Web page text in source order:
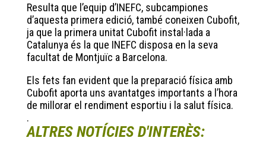
Resulta que l’equip d’INEFC, subcampiones
d’aquesta primera edició, també coneixen Cubofit,
ja que la primera unitat Cubofit instal·lada a
Catalunya és la que INEFC disposa en la seva
facultat de Montjuïc a Barcelona.
Els fets fan evident que la preparació física amb
Cubofit aporta uns avantatges importants a l’hora
de millorar el rendiment esportiu i la salut física.
.
ALTRES NOTÍCIES D'INTERÈS: